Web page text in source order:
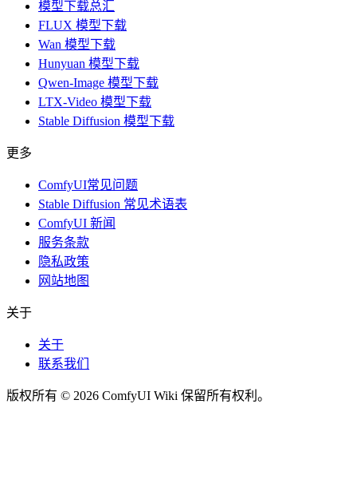
模型下载总汇
FLUX 模型下载
Wan 模型下载
Hunyuan 模型下载
Qwen-Image 模型下载
LTX-Video 模型下载
Stable Diffusion 模型下载
更多
ComfyUI常见问题
Stable Diffusion 常见术语表
ComfyUI 新闻
服务条款
隐私政策
网站地图
关于
关于
联系我们
版权所有 © 2026 ComfyUI Wiki 保留所有权利。